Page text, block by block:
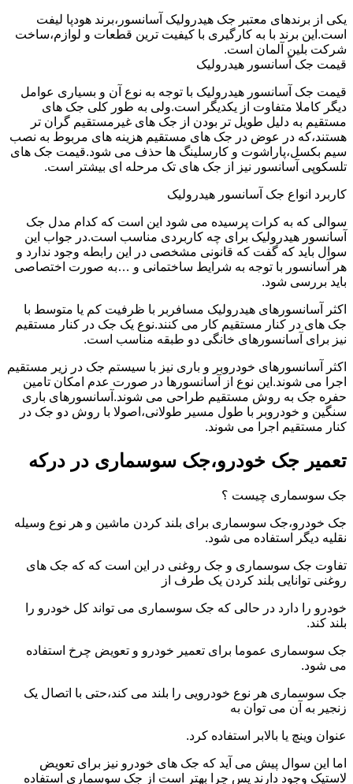
یکی از برندهای معتبر جک هیدرولیک آسانسور،برند هودپا لیفت
است.این برند با به کارگیری با کیفیت ترین قطعات و لوازم،ساخت
شرکت بلین آلمان است.
قیمت جک آسانسور هیدرولیک
قیمت جک آسانسور هیدرولیک با توجه به نوع آن و بسیاری عوامل
دیگر کاملا متفاوت از یکدیگر است.ولی به طور کلی جک های
مستقیم به دلیل طویل تر بودن از جک های غیرمستقیم گران تر
هستند،که در عوض در جک های مستقیم هزینه های مربوط به نصب
سیم بکسل،پاراشوت و کارسلینگ ها حذف می شود.قیمت جک های
تلسکوپی آسانسور نیز از جک های تک مرحله ای بیشتر است.
کاربرد انواع جک آسانسور هیدرولیک
سوالی که به کرات پرسیده می شود این است که کدام مدل جک
آسانسور هیدرولیک برای چه کاربردی مناسب است.در جواب این
سوال باید که گفت که قانونی مشخصی در این رابطه وجود ندارد و
هر آسانسور با توجه به شرایط ساختمانی و …به صورت اختصاصی
باید بررسی شود.
اکثر آسانسورهای هیدرولیک مسافربر با ظرفیت کم یا متوسط با
جک های در کنار مستقیم کار می کنند.نوع یک جک در کنار مستقیم
نیز برای آسانسورهای خانگی دو طبقه مناسب است.
اکثر آسانسورهای خودروبر و باری نیز با سیستم جک در زیر مستقیم
اجرا می شوند.این نوع از آسانسورها در صورت عدم امکان تامین
حفره جک به روش مستقیم طراحی می شوند.آسانسورهای باری
سنگین و خودروبر با طول مسیر طولانی،اصولا با روش دو جک در
کنار مستقیم اجرا می شوند.
تعمیر جک خودرو،جک سوسماری در درکه
جک سوسماری چیست ؟
جک خودرو،جک سوسماری برای بلند کردن ماشین و هر نوع وسیله
نقلیه دیگر استفاده می شود.
تفاوت جک سوسماری و جک روغنی در این است که که جک های
روغنی توانایی بلند کردن یک طرف از
خودرو را دارد در حالی که جک سوسماری می تواند کل خودرو را
بلند کند.
جک سوسماری عموما برای تعمیر خودرو و تعویض چرخ استفاده
می شود.
جک سوسماری هر نوع خودرویی را بلند می کند،حتی با اتصال یک
زنجیر به آن می توان به
عنوان وینچ یا بالابر استفاده کرد.
اما این سوال پیش می آید که جک های خودرو نیز برای تعویض
لاستیک وجود دارند پس چرا بهتر است از جک سوسماری استفاده